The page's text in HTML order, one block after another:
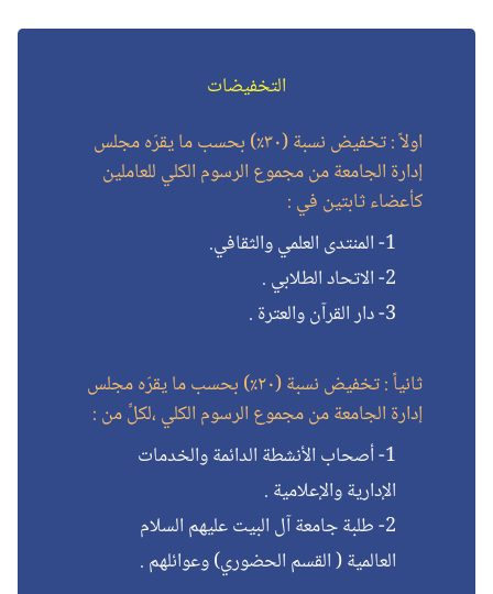
التخفيضات
اولاً : تخفيض نسبة (٣٠٪) بحسب ما يقرّه مجلس
إدارة الجامعة من مجموع الرسوم الكلي للعاملين
كأعضاء ثابتين في :
1- المنتدى العلمي والثقافي.
2- الاتحاد الطلابي .
3- دار القرآن والعترة .
ثانياً : تخفيض نسبة (٢٠٪) بحسب ما يقرّه مجلس
إدارة الجامعة من مجموع الرسوم الكلي ،لكلٍّ من :
1- أصحاب الأنشطة الدائمة والخدمات
الإدارية والإعلامية .
2- طلبة جامعة آل البيت عليهم السلام
العالمية ( القسم الحضوري) وعوائلهم .